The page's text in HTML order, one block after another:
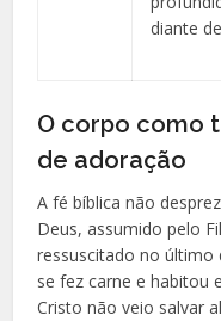
diante
O corpo como
de adoração
A fé bíblica não
Deus, assumido pelo
ressuscitado no último
se fez carne e habitou
Cristo não veio salvar